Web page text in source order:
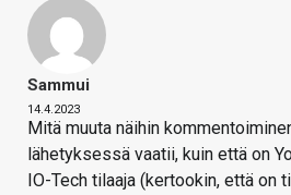
Sammui
14.4.2023
Mitä muuta näihin
lähetyksessä vaatii, kuin että on
IO-Tech tilaaja (kertookin, että on